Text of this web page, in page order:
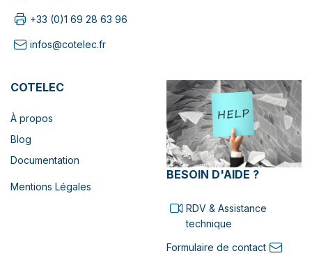
+33 (0)1 69 28 63 96
infos@cotelec.fr
COTELEC
À propos
Blog
Documentation
Mentions Légales
BESOIN D'AIDE ?
RDV & Assistance
technique
Formulaire de contact